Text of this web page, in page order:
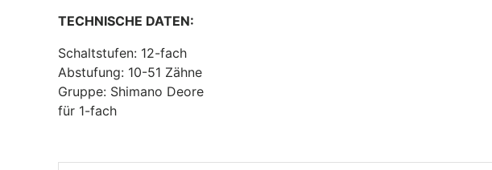
TECHNISCHE DATEN:
Schaltstufen: 12-fach
Abstufung: 10-51 Zähne
Gruppe: Shimano Deore
für 1-fach